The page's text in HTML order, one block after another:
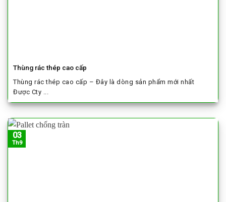
Thùng rác thép cao cấp
Thùng rác thép cao cấp – Đây là dòng sản phẩm mới nhất
Được Cty ...
03
Th9